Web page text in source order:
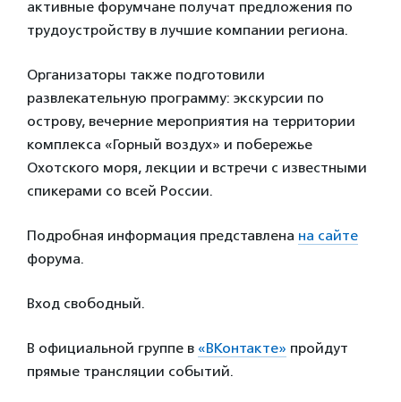
активные форумчане получат предложения по
трудоустройству в лучшие компании региона.
Организаторы также подготовили
развлекательную программу: экскурсии по
острову, вечерние мероприятия на территории
комплекса «Горный воздух» и побережье
Охотского моря, лекции и встречи с известными
спикерами со всей России.
Подробная информация представлена на сайте
форума.
Вход свободный.
В официальной группе в «ВКонтакте» пройдут
прямые трансляции событий.